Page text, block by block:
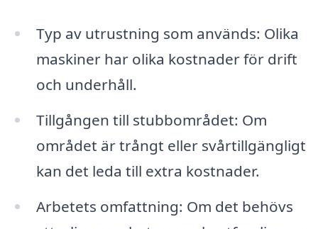
Typ av utrustning som används: Olika
maskiner har olika kostnader för drift
och underhåll.
Tillgången till stubbområdet: Om
området är trångt eller svårtillgängligt
kan det leda till extra kostnader.
Arbetets omfattning: Om det behövs